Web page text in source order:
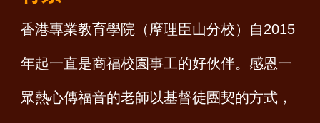
香港專業教育學院（摩理臣山分校）自2015
年起一直是商福校園事工的好伙伴。感恩一
眾熱心傳福音的老師以基督徒團契的方式，